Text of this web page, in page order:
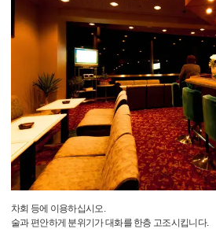
차회 등에 이용하십시오.
술과 편안하게 분위기가 대화를 한층 고조시킵니다.